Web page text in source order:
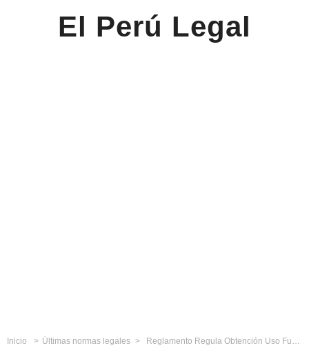
El Perú Legal
Inicio Últimas normas legales Reglamento Regula Obtención Uso Funcionamiento RM 204-2021-MIMP Mujer y Poblaciones Vulnerables